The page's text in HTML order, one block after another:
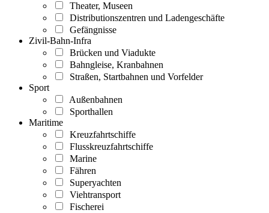
Theater, Museen
Distributionszentren und Ladengeschäfte
Gefängnisse
Zivil-Bahn-Infra
Brücken und Viadukte
Bahngleise, Kranbahnen
Straßen, Startbahnen und Vorfelder
Sport
Außenbahnen
Sporthallen
Maritime
Kreuzfahrtschiffe
Flusskreuzfahrtschiffe
Marine
Fähren
Superyachten
Viehtransport
Fischerei